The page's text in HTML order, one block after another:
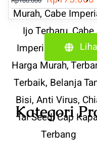
aslinya
adalah:
Rp180.000.
Kategori